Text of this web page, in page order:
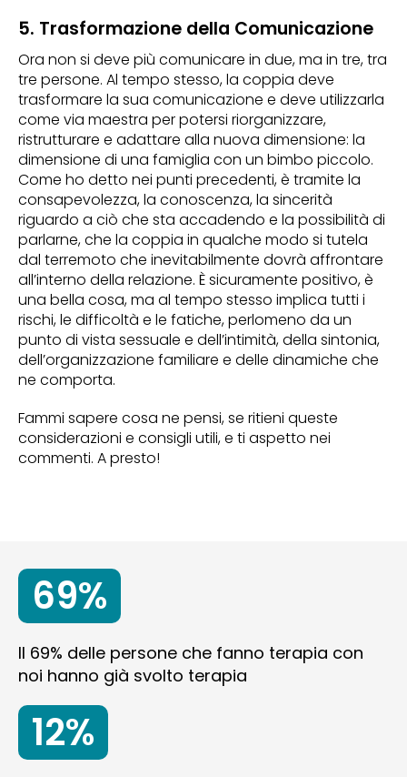
5. Trasformazione della Comunicazione
Ora non si deve più comunicare in due, ma in tre, tra
tre persone. Al tempo stesso, la coppia deve
trasformare la sua comunicazione e deve utilizzarla
come via maestra per potersi riorganizzare,
ristrutturare e adattare alla nuova dimensione: la
dimensione di una famiglia con un bimbo piccolo.
Come ho detto nei punti precedenti, è tramite la
consapevolezza, la conoscenza, la sincerità
riguardo a ciò che sta accadendo e la possibilità di
parlarne, che la coppia in qualche modo si tutela
dal terremoto che inevitabilmente dovrà affrontare
all’interno della relazione. È sicuramente positivo, è
una bella cosa, ma al tempo stesso implica tutti i
rischi, le difficoltà e le fatiche, perlomeno da un
punto di vista sessuale e dell’intimità, della sintonia,
dell’organizzazione familiare e delle dinamiche che
ne comporta.
Fammi sapere cosa ne pensi, se ritieni queste
considerazioni e consigli utili, e ti aspetto nei
commenti. A presto!
69%
Il 69% delle persone che fanno terapia con
noi hanno già svolto terapia
12%